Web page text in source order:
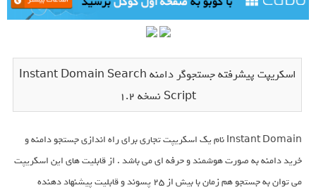
اسکریپت پیشرفته جستجوگر دامنه Instant Domain Search
Script نسخه 1.2
Instant Domain نام یک اسکریپت تجاری برای راه اندازی جستجو دامنه و
خرید دامنه به صورت هوشمند و حرفه ای می باشد . از قابلیت های این اسکریپت
می توان به جستجو هم زمان با بیش از 25 پسوند و قابلیت پیشنهاد دهنده